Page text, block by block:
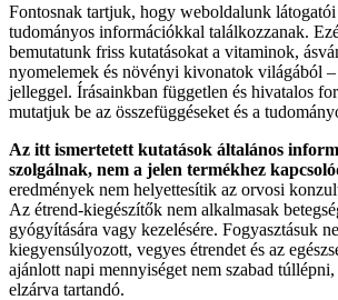
Fontosnak tartjuk, hogy weboldalunk látogatói
tudományos információkkal találkozzanak.
bemutatunk friss kutatásokat a vitaminok,
nyomelemek és növényi kivonatok világából
jelleggel. Írásainkban független és hivatalos
mutatjuk be az összefüggéseket és a
Az itt ismertetett kutatások általános
szolgálnak, nem a jelen termékhez
eredmények nem helyettesítik az orvosi
Az étrend-kiegészítők nem alkalmasak
gyógyítására vagy kezelésére. Fogyasztásuk
kiegyensúlyozott, vegyes étrendet és az
ajánlott napi mennyiséget nem szabad
elzárva tartandó.